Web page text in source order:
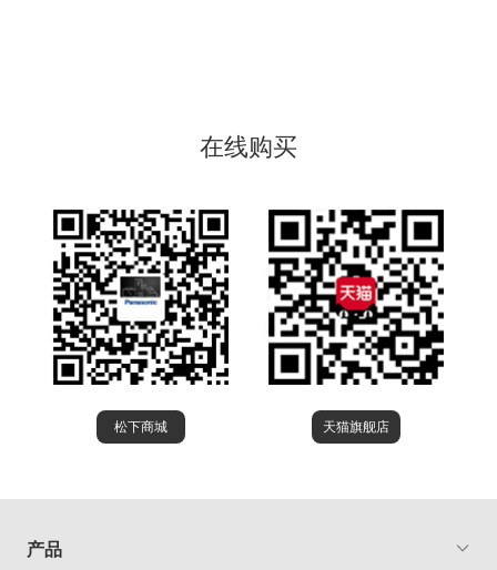
在线购买
松下商城 天猫旗舰店
产品